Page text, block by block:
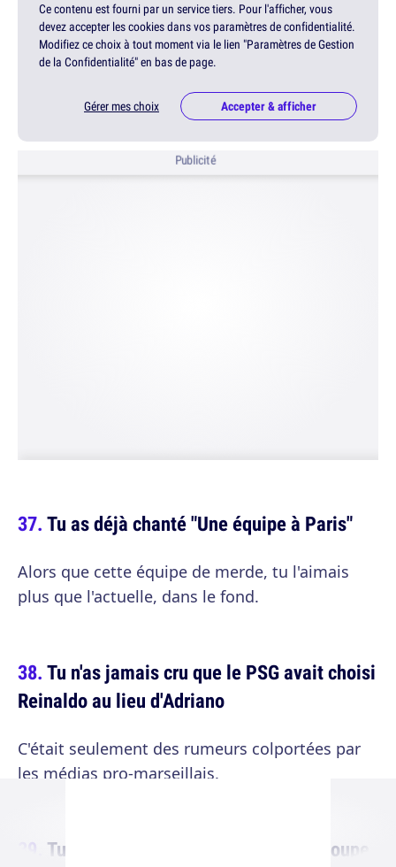
Ce contenu est fourni par un service tiers. Pour l'afficher, vous
devez accepter les cookies dans vos paramètres de confidentialité.
Modifiez ce choix à tout moment via le lien "Paramètres de Gestion
de la Confidentialité" en bas de page.
Gérer mes choix Accepter & afficher
Publicité
Tu as déjà chanté "Une équipe à Paris"
Alors que cette équipe de merde, tu l'aimais
plus que l'actuelle, dans le fond.
Tu n'as jamais cru que le PSG avait choisi
Reinaldo au lieu d'Adriano
C'était seulement des rumeurs colportées par
les médias pro-marseillais.
Tu n'aimes pas trop les matchs de Coupe